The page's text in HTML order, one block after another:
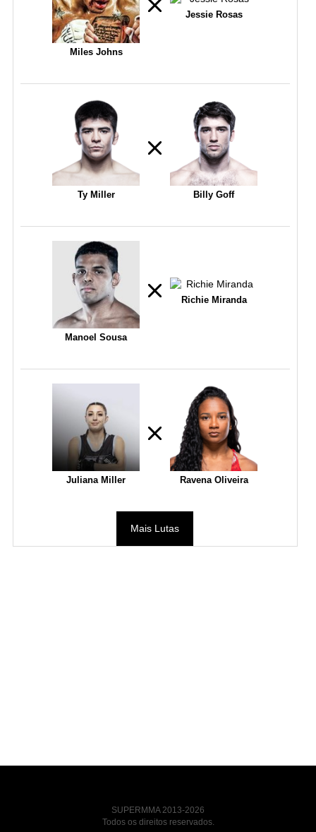
Miles Johns
Jessie Rosas
Ty Miller Billy Goff
Manoel Sousa
Richie Miranda
Juliana Miller Ravena Oliveira
Mais Lutas
SUPERMMA 2013-2026
Todos os direitos reservados.